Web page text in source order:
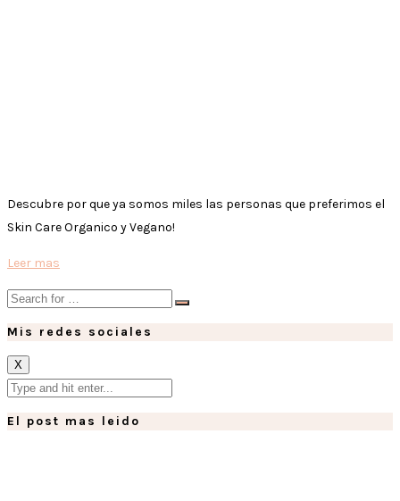
Descubre por que ya somos miles las personas que preferimos el
Skin Care Organico y Vegano!
Leer mas
Mis redes sociales
X
El post mas leido